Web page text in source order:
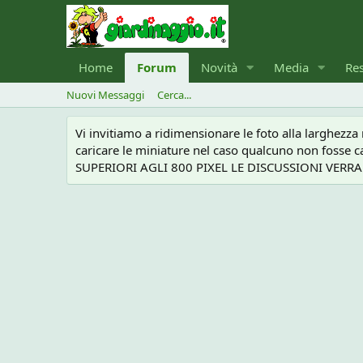
Home Forum Novità Media
Nuovi Messaggi Cerca...
Vi invitiamo a ridimensionare le foto alla
caricare le miniature nel caso qualcuno non fosse
SUPERIORI AGLI 800 PIXEL LE DISCUSSIONI